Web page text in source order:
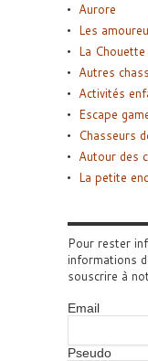
Aurore
Les
La Chouette
Autres
Activités
Escape
Chasseurs
Autour des
La petite
Pour rester
informations
souscrire à
Email
Pseudo